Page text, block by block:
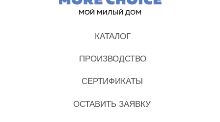
ПРОИЗВОДСТВО
СЕРТИФИКАТЫ
КАТАЛОГ
ОСТАВИТЬ ЗАЯВКУ